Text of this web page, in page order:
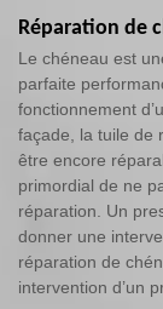
Réparation de
Le chéneau est
parfaite
fonctionnement
façade, la tuile de
être encore
primordial de ne
réparation. Un
donner une
réparation de
intervention d’un